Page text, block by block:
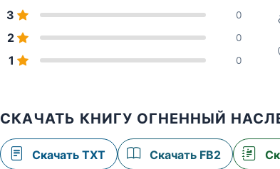
3 0
2 0
1 0
СКАЧАТЬ КНИГУ ОГНЕННЫЙ
Скачать TXT Скачать FB2